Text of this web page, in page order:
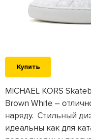
Купить
MICHAEL KORS
Brown White –
наряду. Стильный
идеальны как для